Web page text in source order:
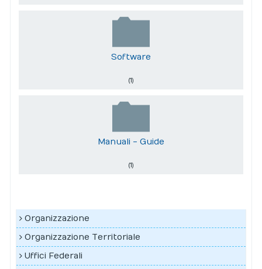
Software
(1)
Manuali - Guide
(1)
Organizzazione
Organizzazione Territoriale
Uffici Federali